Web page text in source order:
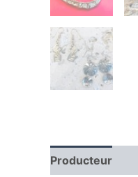
Producteur